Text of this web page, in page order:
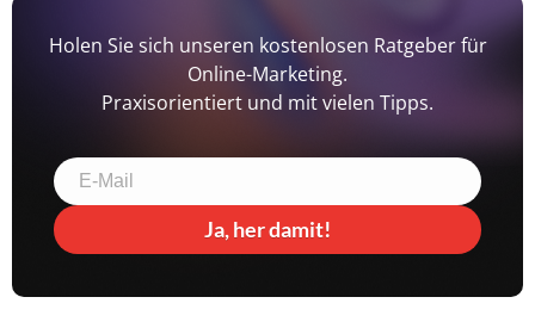
Holen Sie sich unseren kostenlosen Ratgeber für
Online-Marketing.
Praxisorientiert und mit vielen Tipps.
Ja, her damit!